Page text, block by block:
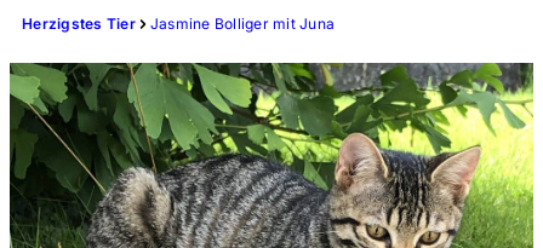
Herzigstes Tier Jasmine Bolliger mit Juna